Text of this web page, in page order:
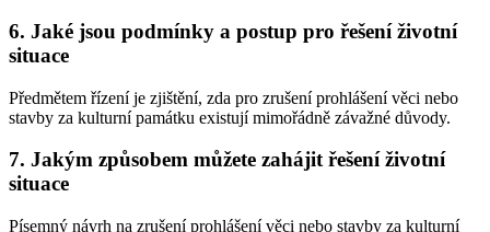
6. Jaké jsou podmínky a postup pro řešení životní
situace
Předmětem řízení je zjištění, zda pro zrušení prohlášení věci nebo
stavby za kulturní památku existují mimořádně závažné důvody.
7. Jakým způsobem můžete zahájit řešení životní
situace
Písemný návrh na zrušení prohlášení věci nebo stavby za kulturní